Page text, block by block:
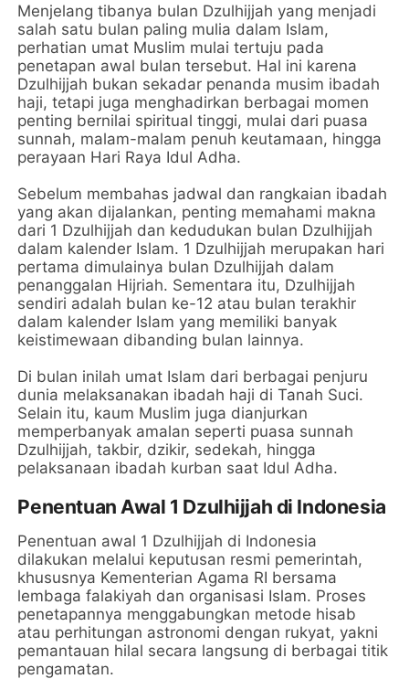
Menjelang tibanya bulan Dzulhijjah yang menjadi
salah satu bulan paling mulia dalam Islam,
perhatian umat Muslim mulai tertuju pada
penetapan awal bulan tersebut. Hal ini karena
Dzulhijjah bukan sekadar penanda musim ibadah
haji, tetapi juga menghadirkan berbagai momen
penting bernilai spiritual tinggi, mulai dari puasa
sunnah, malam-malam penuh keutamaan, hingga
perayaan Hari Raya Idul Adha.
Sebelum membahas jadwal dan rangkaian ibadah
yang akan dijalankan, penting memahami makna
dari 1 Dzulhijjah dan kedudukan bulan Dzulhijjah
dalam kalender Islam. 1 Dzulhijjah merupakan hari
pertama dimulainya bulan Dzulhijjah dalam
penanggalan Hijriah. Sementara itu, Dzulhijjah
sendiri adalah bulan ke-12 atau bulan terakhir
dalam kalender Islam yang memiliki banyak
keistimewaan dibanding bulan lainnya.
Di bulan inilah umat Islam dari berbagai penjuru
dunia melaksanakan ibadah haji di Tanah Suci.
Selain itu, kaum Muslim juga dianjurkan
memperbanyak amalan seperti puasa sunnah
Dzulhijjah, takbir, dzikir, sedekah, hingga
pelaksanaan ibadah kurban saat Idul Adha.
Penentuan Awal 1 Dzulhijjah di Indonesia
Penentuan awal 1 Dzulhijjah di Indonesia
dilakukan melalui keputusan resmi pemerintah,
khususnya Kementerian Agama RI bersama
lembaga falakiyah dan organisasi Islam. Proses
penetapannya menggabungkan metode hisab
atau perhitungan astronomi dengan rukyat, yakni
pemantauan hilal secara langsung di berbagai titik
pengamatan.